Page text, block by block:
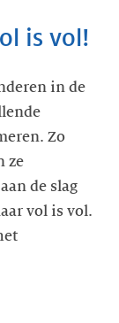
is vol!
in de
Zo
ze
de slag
vol is vol.